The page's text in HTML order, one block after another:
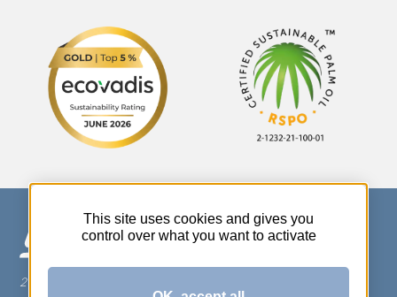
270 Rue Thérèse Planiol - 37310 TAUXIGNY
This site uses cookies and gives you
control over what you want to activate